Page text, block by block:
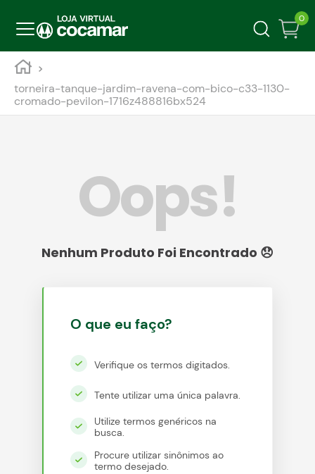
0
torneira-tanque-jardim-ravena-com-bico-c33-1130-
cromado-pevilon-1716z488816bx524
Oops!
O que eu faço?
Verifique os termos digitados.
Tente utilizar uma única palavra.
Utilize termos genéricos na
busca.
Procure utilizar sinônimos ao
termo desejado.